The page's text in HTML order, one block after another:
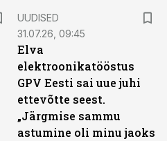
UUDISED
31.07.26, 09:45
Elva
elektroonikatööstus
GPV Eesti sai uue juhi
ettevõtte seest.
„Järgmise sammu
astumine oli minu jaoks